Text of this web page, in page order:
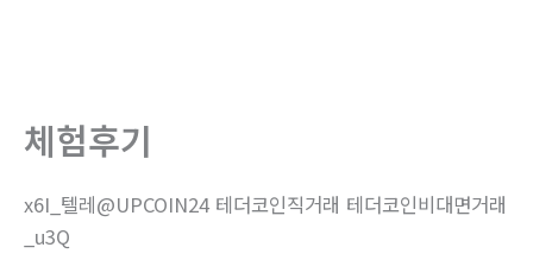
체험후기
x6I_텔레@UPCOIN24 테더코인직거래 테더코인비대면거래
_u3Q